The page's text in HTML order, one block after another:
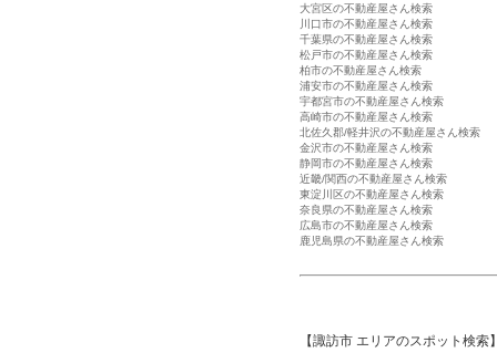
大宮区の不動産屋さん検索
川口市の不動産屋さん検索
千葉県の不動産屋さん検索
松戸市の不動産屋さん検索
柏市の不動産屋さん検索
浦安市の不動産屋さん検索
宇都宮市の不動産屋さん検索
高崎市の不動産屋さん検索
北佐久郡/軽井沢の不動産屋さん検索
金沢市の不動産屋さん検索
静岡市の不動産屋さん検索
近畿/関西の不動産屋さん検索
東淀川区の不動産屋さん検索
奈良県の不動産屋さん検索
広島市の不動産屋さん検索
鹿児島県の不動産屋さん検索
【諏訪市 エリアのスポット検索